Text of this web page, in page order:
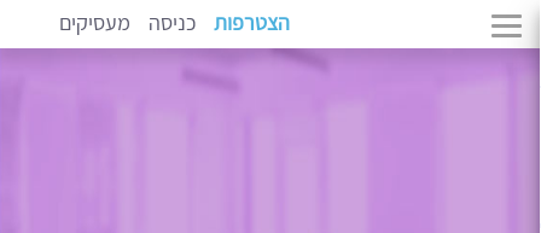
הצטרפות כניסה מעסיקים